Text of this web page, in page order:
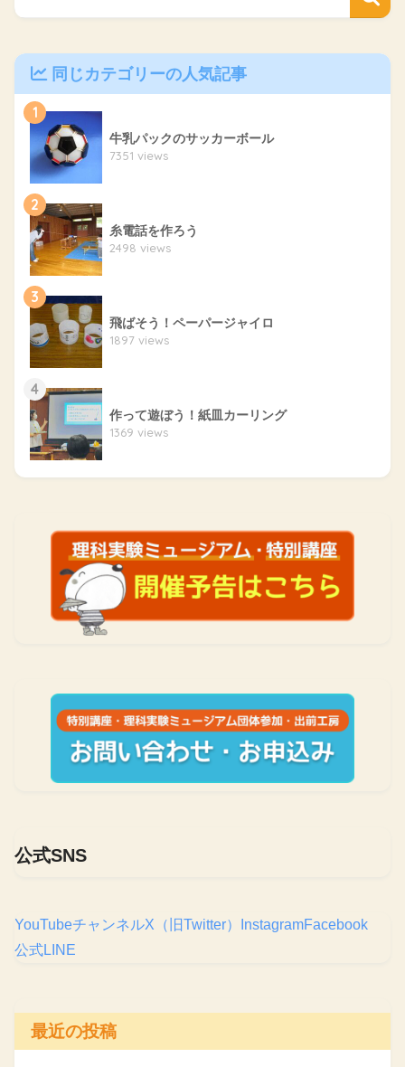
同じカテゴリーの人気記事
1
牛乳パックのサッカーボール
7351 views
2
糸電話を作ろう
2498 views
3
飛ばそう！ペーパージャイロ
1897 views
4
作って遊ぼう！紙皿カーリング
1369 views
公式SNS
YouTubeチャンネルX（旧Twitter） InstagramFacebook
公式LINE
最近の投稿